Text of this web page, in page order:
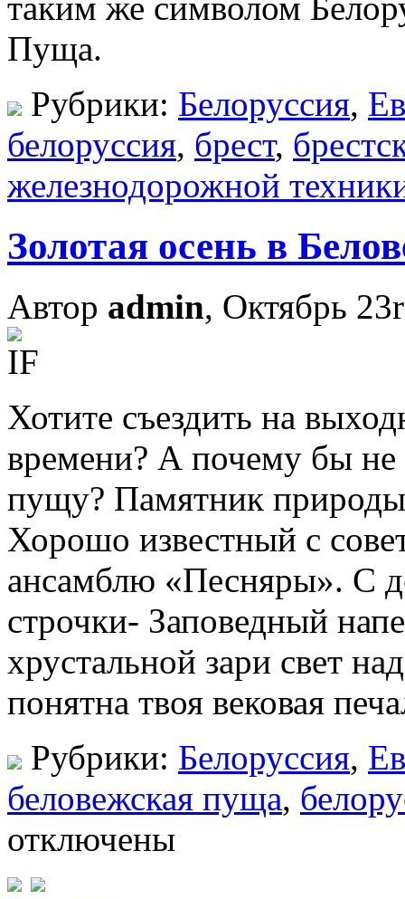
таким же символом
Пуща.
Рубрики: Белоруссия,
белоруссия, брест,
железнодорожной
Золотая осень в
Автор admin, Октябрь
Хотите съездить на
времени? А почему бы
пущу? Памятник
Хорошо известный с
ансамблю «Песняры». С
строчки- Заповедный
хрустальной зари свет
понятна твоя вековая
Рубрики: Белоруссия,
беловежская пуща,
отключены